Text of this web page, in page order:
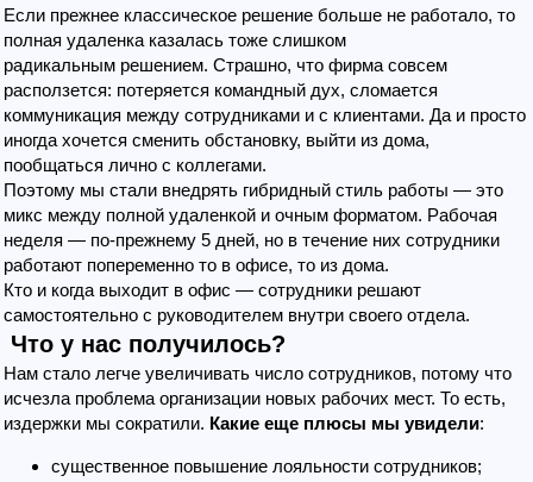
Если прежнее классическое решение больше не работало, то
полная удаленка казалась тоже слишком
радикальным решением. Страшно, что фирма совсем
расползется: потеряется командный дух, сломается
коммуникация между сотрудниками и с клиентами. Да и просто
иногда хочется сменить обстановку, выйти из дома,
пообщаться лично с коллегами.
Поэтому мы стали внедрять гибридный стиль работы — это
микс между полной удаленкой и очным форматом. Рабочая
неделя — по-прежнему 5 дней, но в течение них сотрудники
работают попеременно то в офисе, то из дома.
Кто и когда выходит в офис — сотрудники решают
самостоятельно с руководителем внутри своего отдела.
Что у нас получилось?
Нам стало легче увеличивать число сотрудников, потому что
исчезла проблема организации новых рабочих мест. То есть,
издержки мы сократили. Какие еще плюсы мы увидели:
существенное повышение лояльности сотрудников;